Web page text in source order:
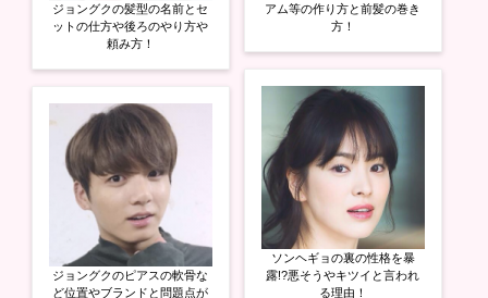
ジョングクの髪型の名前とセ
ットの仕方や後ろのやり方や
頼み方！
ジョングクのピアスの軟骨な
ど位置やブランドと問題点が
アム等の作り方と前髪の巻き
方！
ソンヘギョの裏の性格を暴
露!?悪そうやキツイと言われ
る理由！